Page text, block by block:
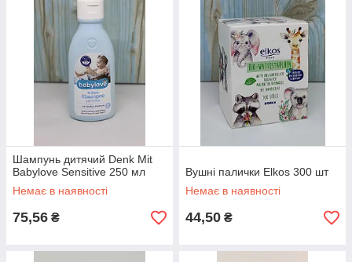
Шампунь дитячий Denk Mit
Babylove Sensitive 250 мл
Немає в наявності
75,56 ₴
Вушні палички Elkos 300 шт
Немає в наявності
44,50 ₴